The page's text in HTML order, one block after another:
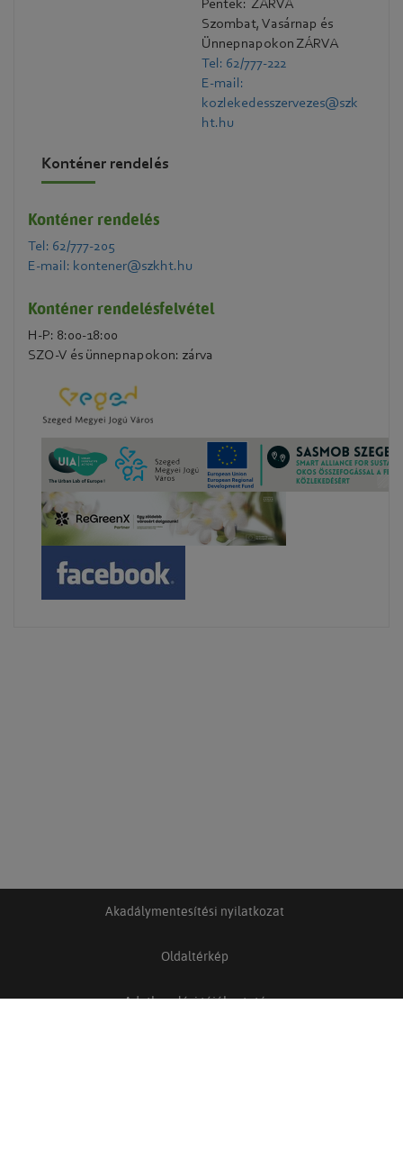
Péntek: ZÁRVA
Szombat, Vasárnap és
Ünnepnapokon ZÁRVA
Tel: 62/777-222
E-mail:
kozlekedesszervezes@szk
ht.hu
Konténer rendelés
Konténer rendelés
Tel: 62/777-205
E-mail: kontener@szkht.hu
Konténer rendelésfelvétel
H-P: 8:00-18:00
SZO-V és ünnepnapokon: zárva
Akadálymentesítési nyilatkozat
Oldaltérkép
Adatkezelési tájékoztató